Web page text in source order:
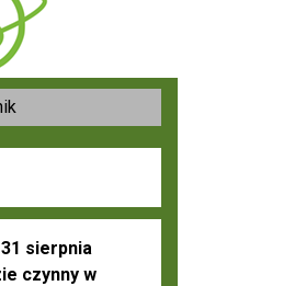
sierpnia
czynny w